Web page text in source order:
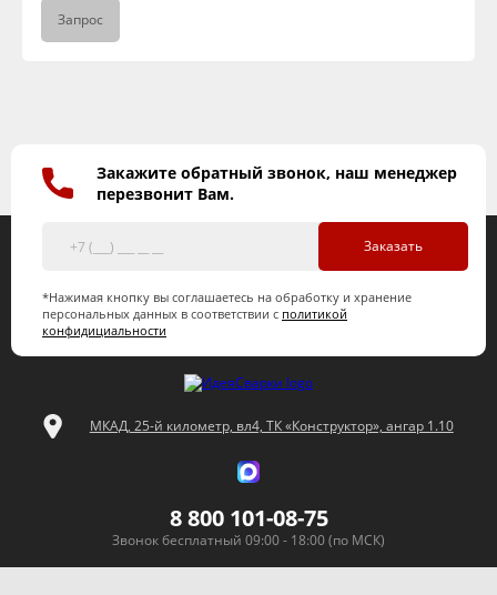
Запрос
Закажите обратный звонок, наш менеджер
перезвонит Вам.
Заказать
*Нажимая кнопку вы соглашаетесь на обработку и хранение
персональных данных в соответствии с политикой
конфидициальности
МКАД, 25-й километр, вл4, ТК «Конструктор», ангар 1.10
8 800 101-08-75
Звонок бесплатный 09:00 - 18:00 (по МСК)